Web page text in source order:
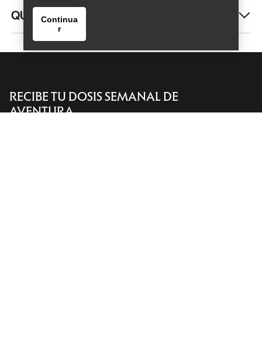
Encuentra una tienda Help
QUIÉNES SOMOS
RECIBE TU DOSIS SEMANAL DE
AVENTURA
Continua
r